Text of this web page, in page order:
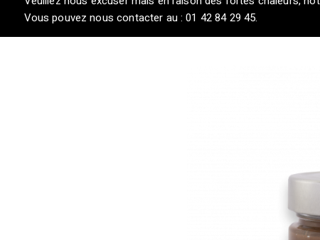
Vous pouvez nous contacter au : 01 42 84 29 45.